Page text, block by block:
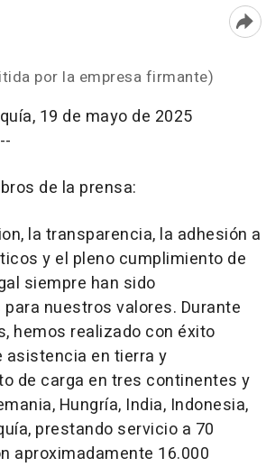
por la empresa firmante)
, 19 de mayo de 2025
de la prensa:
la transparencia, la adhesión a
y el pleno cumplimiento de
siempre han sido
nuestros valores. Durante
hemos realizado con éxito
asistencia en tierra y
de carga en tres continentes y
Hungría, India, Indonesia,
prestando servicio a 70
aproximadamente 16.000